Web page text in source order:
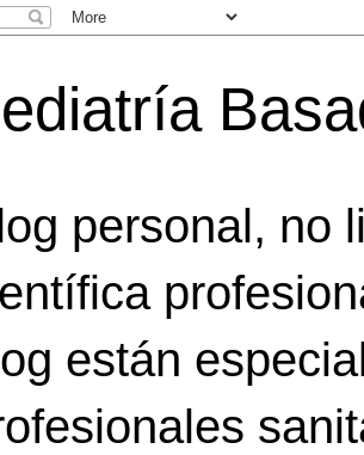
personal, no
están